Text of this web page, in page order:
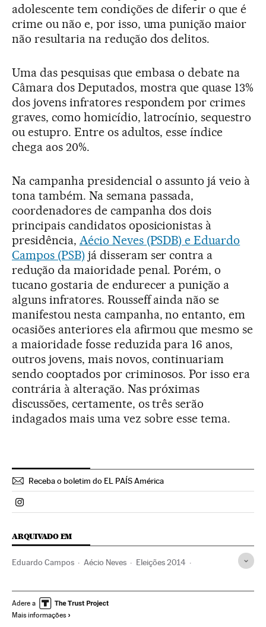
adolescente tem condições de diferir o que é
crime ou não e, por isso, uma punição maior
não resultaria na redução dos delitos.
Uma das pesquisas que embasa o debate na
Câmara dos Deputados, mostra que quase 13%
dos jovens infratores respondem por crimes
graves, como homicídio, latrocínio, sequestro
ou estupro. Entre os adultos, esse índice
chega aos 20%.
Na campanha presidencial o assunto já veio à
tona também. Na semana passada,
coordenadores de campanha dos dois
principais candidatos oposicionistas à
presidência, Aécio Neves (PSDB) e Eduardo
Campos (PSB) já disseram ser contra a
redução da maioridade penal. Porém, o
tucano gostaria de endurecer a punição a
alguns infratores. Rousseff ainda não se
manifestou nesta campanha, no entanto, em
ocasiões anteriores ela afirmou que mesmo se
a maioridade fosse reduzida para 16 anos,
outros jovens, mais novos, continuariam
sendo cooptados por criminosos. Por isso era
contrária à alteração. Nas próximas
discussões, certamente, os três serão
indagados mais uma vez sobre esse tema.
Receba o boletim do EL PAÍS América
Politica El País Brasil en Instagram
ARQUIVADO EM
Eduardo Campos Aécio Neves Eleições 2014
Eleições Brasil Presidente Brasil
Estado São Paulo
Adere a
Mais informações